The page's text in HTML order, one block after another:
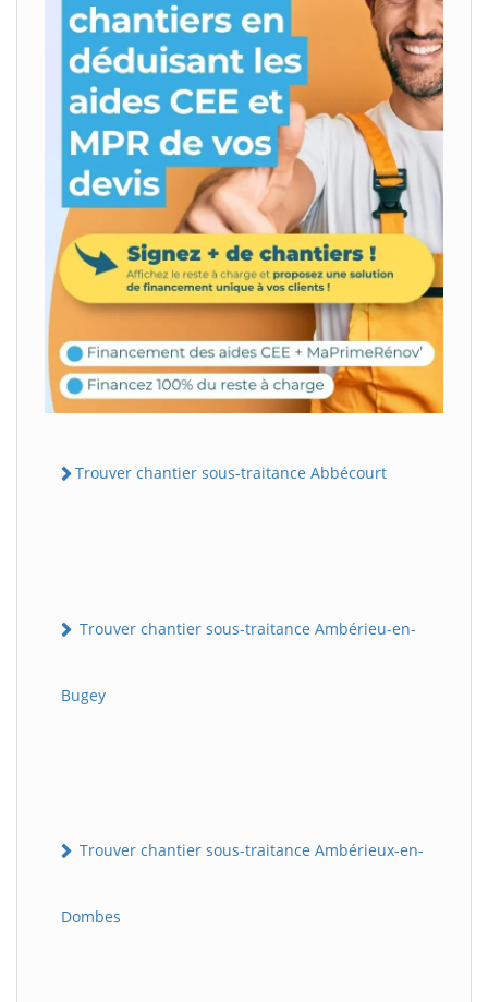
Trouver chantier sous-traitance Abbécourt
Trouver chantier sous-traitance Ambérieu-en-
Bugey
Trouver chantier sous-traitance Ambérieux-en-
Dombes